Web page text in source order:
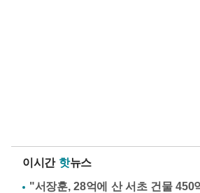
이시간 핫뉴스
"서장훈, 28억에 산 서초 건물 450